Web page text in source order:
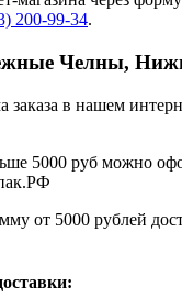
200-99-34.
Челны,
в нашем
5000 руб можно
от 5000 рублей